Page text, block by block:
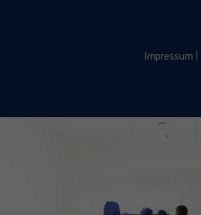
Impressum